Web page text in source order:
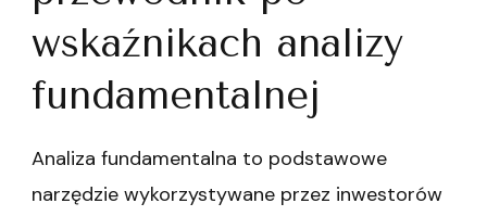
wskaźnikach analizy
fundamentalnej
Analiza fundamentalna to podstawowe
narzędzie wykorzystywane przez inwestorów